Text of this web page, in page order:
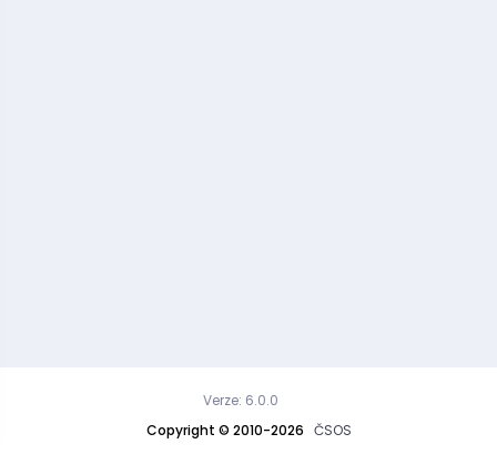
Copyright © 2010-2026 ČSOS
Verze: 6.0.0